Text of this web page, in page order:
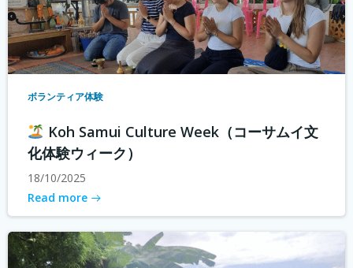
ボランティア体験
Koh Samui Culture Week（コーサムイ文
化体験ウィーク）
18/10/2025
Read more